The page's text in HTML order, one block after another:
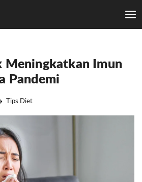
Meningkatkan Imun
Pandemi
Tips Diet